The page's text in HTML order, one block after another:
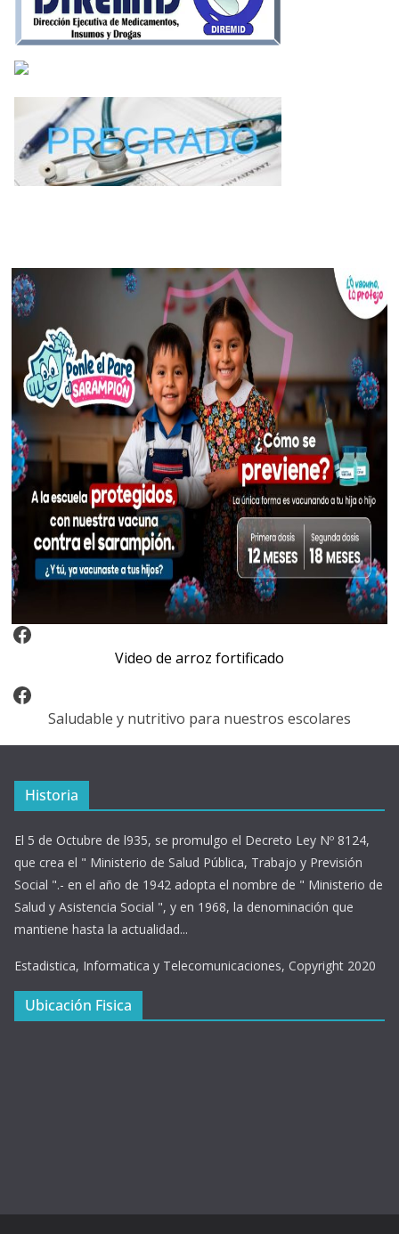
Video Arroz Fortificado
Video de arroz fortificado
Facebook
Saludable y nutritivo para nuestros escolares
Historia
El 5 de Octubre de l935, se promulgo el Decreto Ley Nº 8124,
que crea el " Ministerio de Salud Pública, Trabajo y Previsión
Social ".- en el año de 1942 adopta el nombre de " Ministerio de
Salud y Asistencia Social ", y en 1968, la denominación que
mantiene hasta la actualidad...
Estadistica, Informatica y Telecomunicaciones, Copyright 2020
Ubicación Fisica